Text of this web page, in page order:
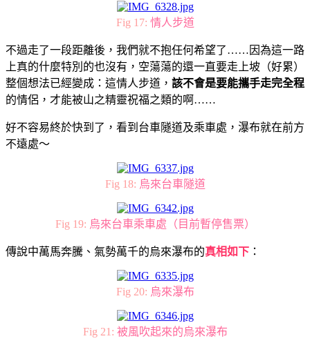
Fig 17: 情人步道
不過走了一段距離後，我們就不抱任何希望了……因為這一路
上真的什麼特別的也沒有，空蕩蕩的還一直要走上坡（好累）
整個想法已經變成：這情人步道， 該不會是要能攜手走完全程
的情侶，才能被山之精靈祝福之類的啊……
好不容易終於快到了，看到台車隧道及乘車處，瀑布就在前方
不遠處～
Fig 18: 烏來台車隧道
Fig 19: 烏來台車乘車處（目前暫停售票）
傳說中萬馬奔騰、氣勢萬千的烏來瀑布的真相如下 ：
Fig 20: 烏來瀑布
Fig 21: 被風吹起來的烏來瀑布